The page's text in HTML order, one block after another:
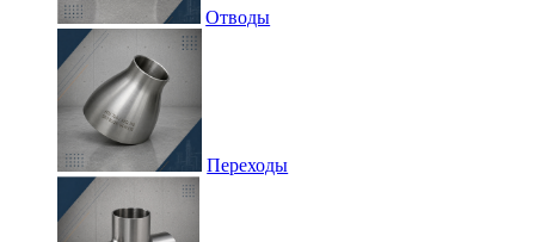
Отводы
Переходы